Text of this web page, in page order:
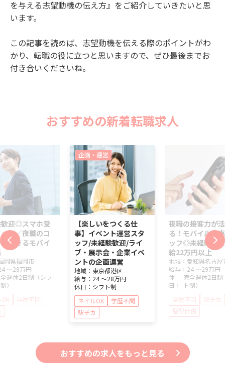
を与える志望動機の伝え方』をご紹介していきたいと思
います。
この記事を読めば、志望動機を伝える際のポイントがわ
かり、転職の役に立つと思いますので、ぜひ最後までお
付き合いくださいね。
おすすめの新着転職求人
迎◎スマホ受
フ／夜職のコ
活きるモバイ
岡県福岡市
～28万円
週休2日制（シフ
）
学歴不問
企画・運営
【楽しいをつくる仕
事】イベント運営スタ
ッフ/未経験歓迎/ライ
ブ・展示会・企業イベ
ントの企画運営
地域： 東京都港区
給与： 24 ～28万円
休日： シフト制
ネイルOK
学歴不問
駅チカ
夜職の接客力が
る！モバイル販
ッフ◎未経験歓
給22万円以上
地域： 愛知県名古屋
給与： 24 ～29万円
休
日：
完全週休2日制
ト制）
学歴不問
駅チカ
髪型自由
おすすめの求人をもっと見る